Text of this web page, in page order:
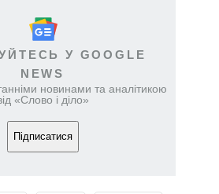
У GOOGLE
NEWS
новинами та аналітикою
«Слово і діло»
Підписатися